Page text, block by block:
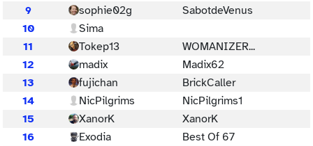
9
sophie02g
SabotdeVenus
10
Sima
11
Tokep13
WOMANIZER...
12
madix
Madix62
13
fujichan
BrickCaller
14
NicPilgrims
NicPilgrims1
15
XanorK
XanorK
16
Exodia
Best Of 67